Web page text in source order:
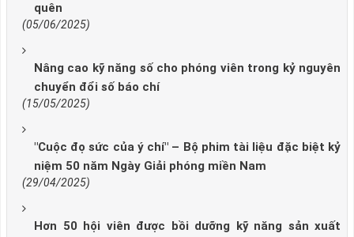
quên
(05/06/2025)
Nâng cao kỹ năng số cho phóng viên trong kỷ nguyên
chuyển đổi số báo chí
(15/05/2025)
"Cuộc đọ sức của ý chí" – Bộ phim tài liệu đặc biệt kỷ
niệm 50 năm Ngày Giải phóng miền Nam
(29/04/2025)
Hơn 50 hội viên được bồi dưỡng kỹ năng sản xuất